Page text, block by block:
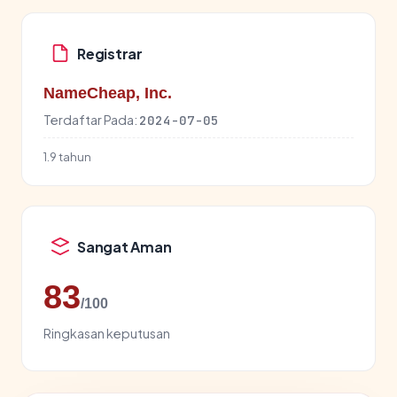
Registrar
NameCheap, Inc.
Terdaftar Pada: 2024-07-05
1.9 tahun
Sangat Aman
83/100
Ringkasan keputusan